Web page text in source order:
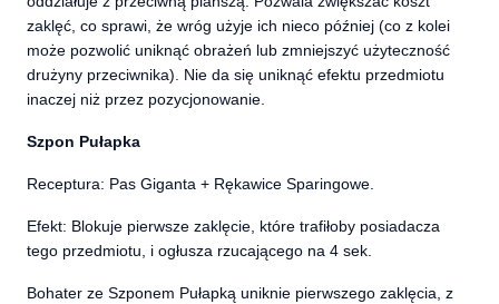
zaklęć, co sprawi, że wróg użyje ich nieco później (co z kolei
może pozwolić uniknąć obrażeń lub zmniejszyć użyteczność
drużyny przeciwnika). Nie da się uniknąć efektu przedmiotu
inaczej niż przez pozycjonowanie.
Szpon Pułapka
Receptura: Pas Giganta + Rękawice Sparingowe.
Efekt: Blokuje pierwsze zaklęcie, które trafiłoby posiadacza
tego przedmiotu, i ogłusza rzucającego na 4 sek.
Bohater ze Szponem Pułapką uniknie pierwszego zaklęcia, z